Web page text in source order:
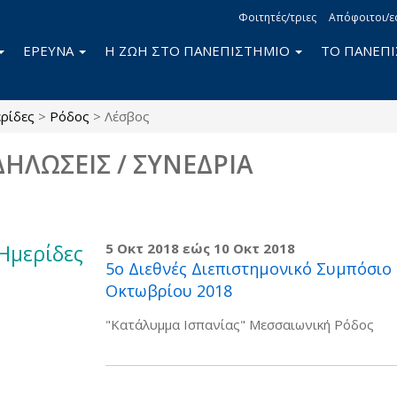
Φοιτητές/τριες Απόφοιτοι/
ΕΡΕΥΝΑ Η ΖΩΗ ΣΤΟ ΠΑΝΕΠΙΣΤΗΜΙΟ ΤΟ
> Ρόδος > Λέσβος
/ ΣΥΝΕΔΡΙΑ
5 Οκτ 2018 εώς 10 Οκτ 2018
5o Διεθνές Διεπιστημονικό
Οκτωβρίου 2018
"Κατάλυμμα Ισπανίας" Μεσσαιωνική Ρόδος